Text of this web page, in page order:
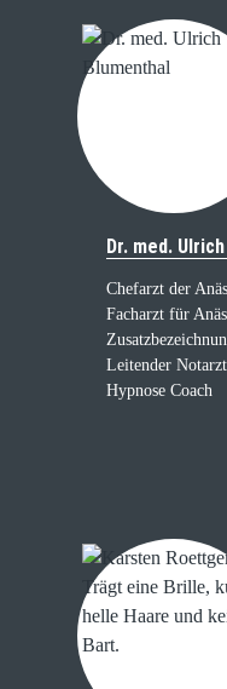
Dr. med.
Chefarzt der
Facharzt für
Leitender Notarzt
Hypnose Coach